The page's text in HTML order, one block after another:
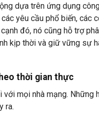
dựa trên ứng dụng
yêu cầu phổ biến, các
đó, nó cũng hỗ trợ
kịp thời và giữ vững sự
thời gian thực
mọi nhà mạng. Những
ra.